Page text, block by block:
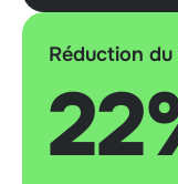
Réduction